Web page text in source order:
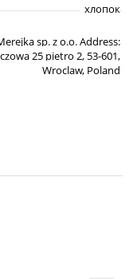
хлопок
sp. z o.o. Address:
25 pietro 2, 53-601,
Wroclaw, Poland